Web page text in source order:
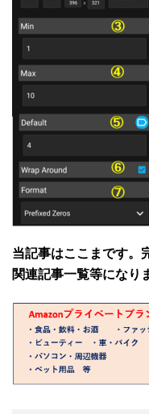
当記事はここまです。
関連記事一覧等になり